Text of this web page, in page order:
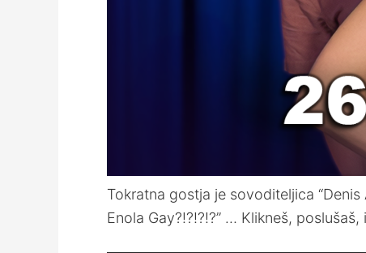
Tokratna gostja je sovoditeljica
Enola Gay?!?!?!?” … Klikneš, poslušaš,